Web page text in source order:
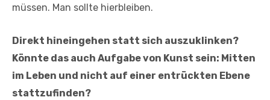
müssen. Man sollte hierbleiben.
Direkt hineingehen statt sich auszuklinken?
Könnte das auch Aufgabe von Kunst sein: Mitten
im Leben und nicht auf einer entrückten Ebene
stattzufinden?